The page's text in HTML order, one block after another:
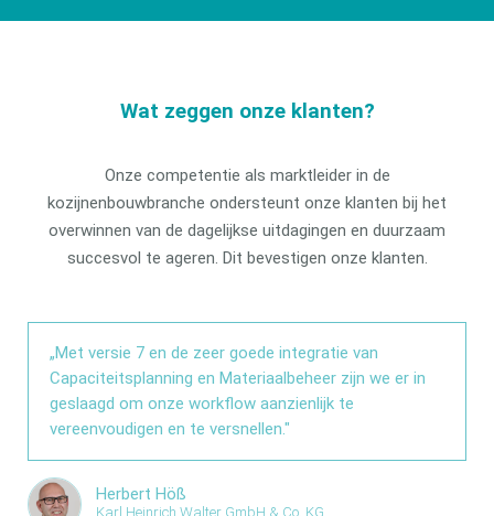
Wat zeggen onze klanten?
Onze competentie als marktleider in de
kozijnenbouwbranche ondersteunt onze klanten bij het
overwinnen van de dagelijkse uitdagingen en duurzaam
succesvol te ageren. Dit bevestigen onze klanten.
„Met versie 7 en de zeer goede integratie van
Capaciteitsplanning en Materiaalbeheer zijn we er in
geslaagd om onze workflow aanzienlijk te
vereenvoudigen en te versnellen."
Herbert Höß
Karl Heinrich Walter GmbH & Co. KG